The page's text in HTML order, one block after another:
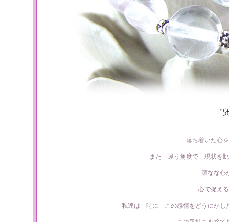
落ち着いた心
また 違う角度で 現状を眺
頑なな心
心で捉え
私達は 時に この感情をどうにかし